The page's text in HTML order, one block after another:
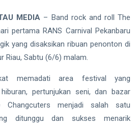
MEDIA – Band rock and roll The
pertama RANS Carnival Pekanbaru
yang disaksikan ribuan penonton di
Riau, Sabtu (6/6) malam.
memadati area festival yang
pertunjukan seni, dan bazar
Changcuters menjadi salah satu
ditunggu dan sukses menarik